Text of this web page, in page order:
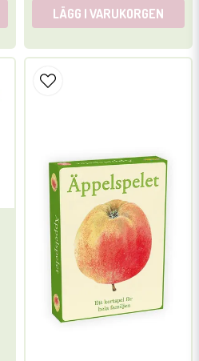
LÄGG I VARUKORGEN